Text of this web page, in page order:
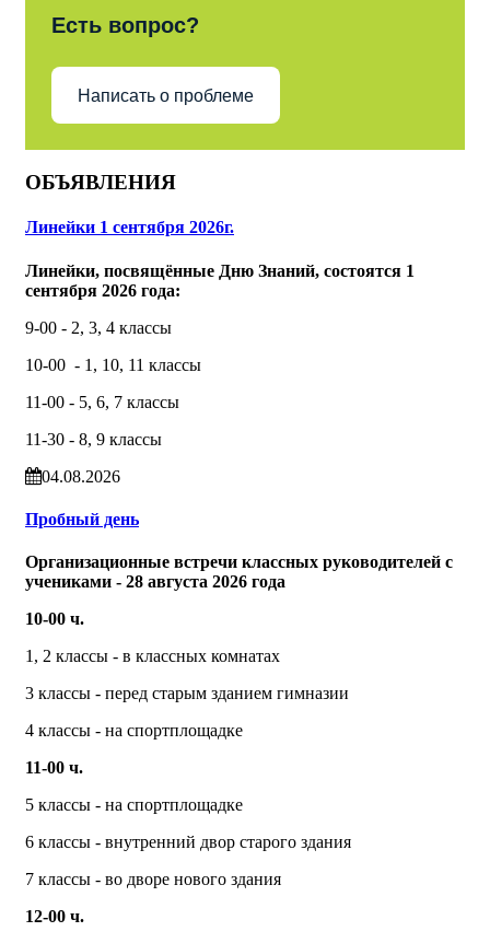
Есть вопрос?
Написать о проблеме
ОБЪЯВЛЕНИЯ
Линейки 1 сентября 2026г.
Линейки, посвящённые Дню Знаний, состоятся 1
сентября 2026 года:
9-00 - 2, 3, 4 классы
10-00 - 1, 10, 11 классы
11-00 - 5, 6, 7 классы
11-30 - 8, 9 классы
04.08.2026
Пробный день
Организационные встречи классных руководителей с
учениками - 28 августа 2026 года
10-00 ч.
1, 2 классы - в классных комнатах
3 классы - перед старым зданием гимназии
4 классы - на спортплощадке
11-00 ч.
5 классы - на спортплощадке
6 классы - внутренний двор старого здания
7 классы - во дворе нового здания
12-00 ч.